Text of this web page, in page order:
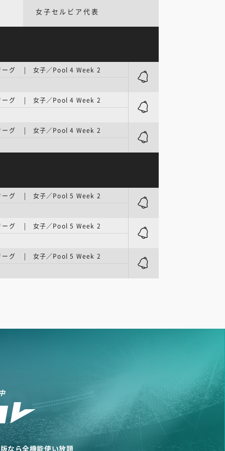
女子セルビア代表
ーグ | 女子／Pool 4 Week 2
ーグ | 女子／Pool 4 Week 2
ーグ | 女子／Pool 4 Week 2
ーグ | 女子／Pool 5 Week 2
ーグ | 女子／Pool 5 Week 2
ーグ | 女子／Pool 5 Week 2
なら全機能使い放題